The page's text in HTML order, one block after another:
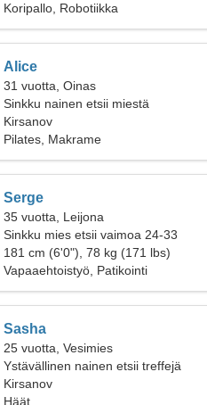
Koripallo, Robotiikka
Alice
31 vuotta, Oinas
Sinkku nainen etsii miestä
Kirsanov
Pilates, Makrame
Serge
35 vuotta, Leijona
Sinkku mies etsii vaimoa 24-33
181 cm (6'0"), 78 kg (171 lbs)
Vapaaehtoistyö, Patikointi
Sasha
25 vuotta, Vesimies
Ystävällinen nainen etsii treffejä
Kirsanov
Häät